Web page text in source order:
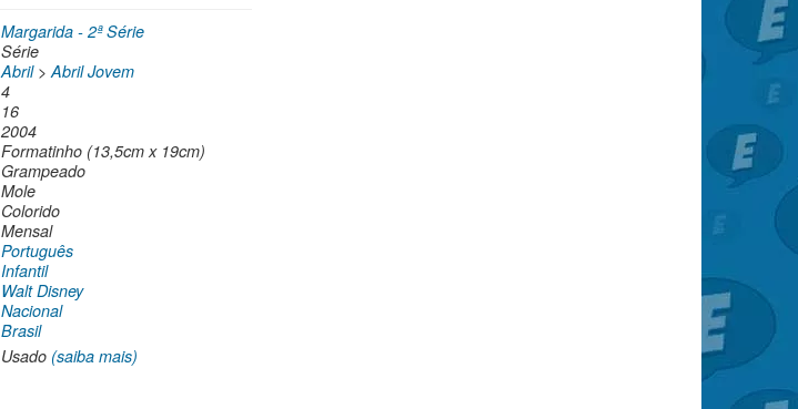
Margarida - 2ª Série
Série
Abril> Abril Jovem
4
16
2004
Formatinho (13,5cm x 19cm)
Grampeado
Mole
Colorido
Mensal
Português
Infantil
Walt Disney
Nacional
Brasil
Usado (saiba mais)